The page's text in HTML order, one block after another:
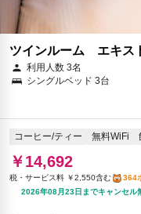
ツインルーム エキス
利用人数 3名
シングルベッド 3台
コーヒー/ティー 無料WiFi
￥14,692
税・サービス料 ￥2,550含む
364
2026年08月23日までキャンセル